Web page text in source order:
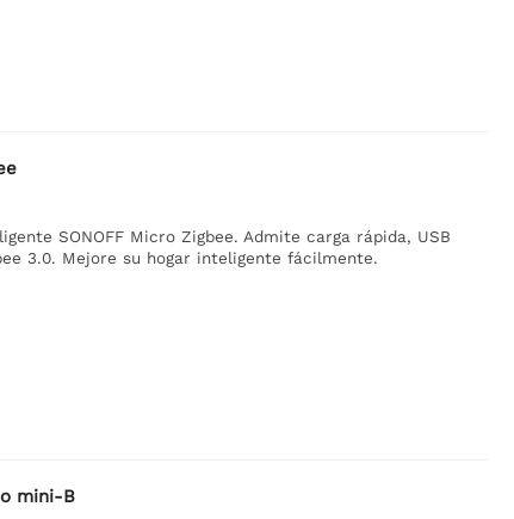
SONOFF Micro Zigbee. Admite carga rápida, USB
3.0. Mejore su hogar inteligente fácilmente.
mini-B